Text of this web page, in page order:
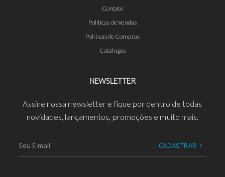
Contato
Políticas de Vendas
Políticas de Compras
Catálogos
NEWSLETTER
Assine nossa newsletter e fique por dentro de todas
novidades, lançamentos, promoções e muito mais.
CADASTRAR